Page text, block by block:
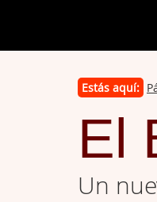
Estás aquí:
El
Un